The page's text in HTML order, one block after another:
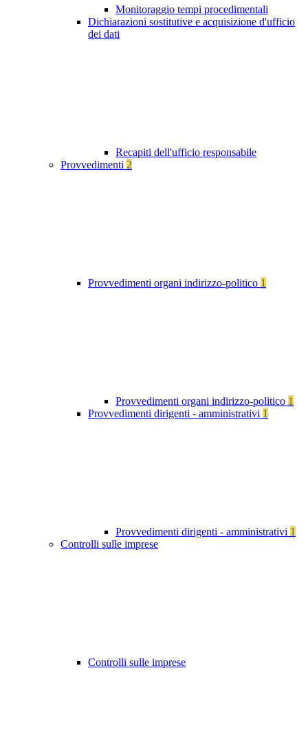
Monitoraggio tempi procedimentali
Dichiarazioni sostitutive e acquisizione d'ufficio
dei dati
Recapiti dell'ufficio responsabile
Provvedimenti 2
Provvedimenti organi indirizzo-politico 1
Provvedimenti organi indirizzo-politico 1
Provvedimenti dirigenti - amministrativi 1
Provvedimenti dirigenti - amministrativi 1
Controlli sulle imprese
Controlli sulle imprese